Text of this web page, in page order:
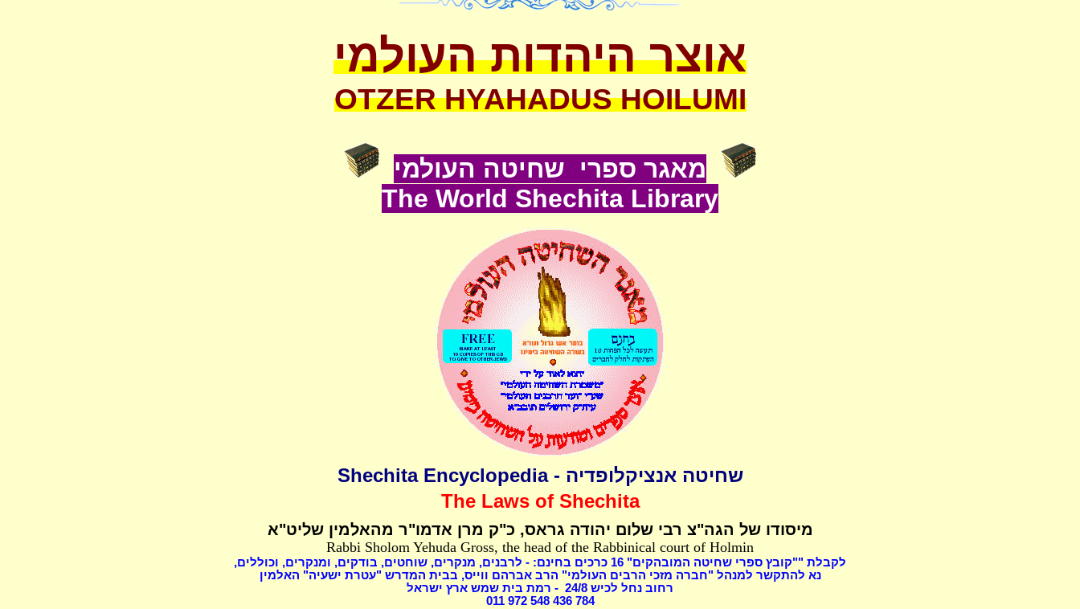
אוצר היהדות העולמי
OTZER HYAHADUS HOILUMI
מאגר ספרי שחיטה העולמי
The World Shechita Library
שחיטה אנציקלופדיה - Shechita Encyclopedia
The Laws of Shechita
מיסודו של הגה"צ רבי שלום יהודה גראס, כ"ק מרן אדמו"ר מהאלמין שליט"א
Rabbi Sholom Yehuda Gross, the head of the Rabbinical court of Holmin
לקבלת ""קובץ ספרי שחיטה המובהקים" כרכים בחינם: - לרבנים, מנקרים, שוחטים, בודקים, ומנקרים, וכוללים,
נא להתקשר למנהל "חברה מזכי הרבים העולמי" הרב אברהם ווייס, בבית המדרש "עטרת ישעיה" האלמין
רחוב נחל לכיש 24/ 8
- רמת בית שמש ארץ ישראל
011 972 548 436 784